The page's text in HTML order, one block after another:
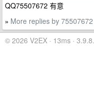
QQ75507672 有意
» More replies by 75507672
© 2026 V2EX · 13ms ·